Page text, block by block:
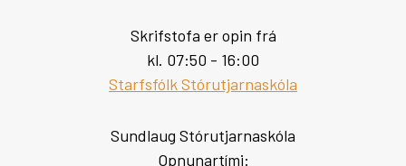
Skrifstofa er opin frá
kl. 07:50 - 16:00
Starfsfólk Stórutjarnaskóla
Sundlaug Stórutjarnaskóla
Opnunartími: